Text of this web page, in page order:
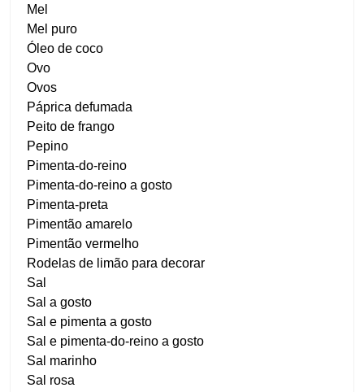
Mel
Mel puro
Óleo de coco
Ovo
Ovos
Páprica defumada
Peito de frango
Pepino
Pimenta-do-reino
Pimenta-do-reino a gosto
Pimenta-preta
Pimentão amarelo
Pimentão vermelho
Rodelas de limão para decorar
Sal
Sal a gosto
Sal e pimenta a gosto
Sal e pimenta-do-reino a gosto
Sal marinho
Sal rosa